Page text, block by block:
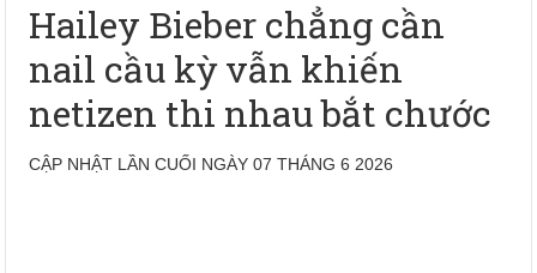
Hailey Bieber chẳng cần
nail cầu kỳ vẫn khiến
netizen thi nhau bắt chước
CẬP NHẬT LẦN CUỐI NGÀY 07 THÁNG 6 2026